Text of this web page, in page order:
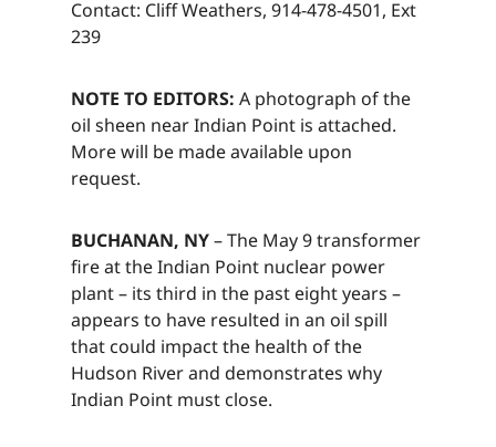
Contact: Cliff Weathers, 914-478-4501, Ext
239
NOTE TO EDITORS:​​​​‌ ‍ ​‍​‍‌‍ ‌ ​‍‌‍‍‌‌‍‌ ‌‍‍‌‌‍ ‍​‍​‍​ ‍‍​‍​‍‌ ​ ‌‍​‌‌‍ ‍‌‍‍‌‌ ‌​‌ ‍‌​‍ ‍‌‍‍‌‌‍ ​‍​‍​‍ ​​‍​‍‌‍‍​‌ ​‍‌‍‌‌‌‍‌‍​‍​‍​ ‍‍​‍​‍‌‍‍​‌ ‌​‌ ‌​‌ ​​‌ ​ ​ ‍‍​‍ ​‍ ‌‍​ ‌‍ ‌‌ ​ ​‍ ‍‌‍ ‌‌‍​‌‌‍‍‌‌‍ ‍​‍ ‍​ ​‍​ ​​​ ​‍​ ‌​‌ ​‍‌‍‌‌‌‍‌​‌‍‌‌‌ ​ ‌‍‍‌‌‍‌ ‌‍ ‍​‍ ‍‌ ​‍‌‍‍‌‌ ‌‍‌‍‌‌‌ ​‍‌‍‍ ‌‍‌‌‌‍‌‌‌ ​​‌‍‌‌‌ ​‍​‍ ‍‌‍ ‌ ​‍‌‍‌ ​‍ ‌‍‍‌‌‍ ‍‌ ‌​‌‍‌‌‌‍ ‍‌ ‌​​‍ ‌‍‌‌‌‍‌​‌‍‍‌‌ ‌​​‍ ‌‍ ‌‌‍ ‌‍‌​‌‍‌‌​ ‌‌ ​​‌ ​‍‌‍‌‌‌ ​ ‌‍‌‌‌‍ ‍‌ ‌​‌‍​‌‌ ‌​‌‍‍‌‌‍ ‌‍ ‍​ ‍ ‌‍‍‌‌‍‌​​ ‌​ ‌​​ ‍​‌‍​‌​ ‌‌‌‍​ ​ ‌​​ ‌ ‌‍‌​​‍ ‌​ ‍‌​ ‍​‌‍‌‍​ ‌‍​‍ ‌​ ‌​‌‍‌‌​ ‍​‌‍‌‍​‍ ‌​ ‍‌​ ​‌​ ‌ ​ ‌ ​‍ ‌​ ‌‍‌‍‌​‌‍‌‍​ ‌​‌‍‌‌​ ​‌‌‍​‌​ ‍​​ ‍​​ ‍‌‌‍​ ‌‍​‌​ ‍ ‌ ‌​‌ ‍‌‌ ​​‌‍‌‌​ ‌‌‍​‌‌ ​‍‌ ‌​‌‍‍‌‌‍​ ‌‍ ​‌‍‌‌​ ‍ ‌ ​​‌‍​‌‌ ‌​‌‍‍​​ ‌‌‍​ ‌‍ ‌‍ ‍‌ ‌​‌‍‌‌‌‍ ‍‌ ‌​​‍‌‌​ ‌‌‌​​‍‌‌ ‌‍‍ ‌‍‌‌‌ ‍‌​‍‌‌​ ​ ‌​‌​​‍‌‌​ ​ ‌​‌​​‍‌‌​ ​‍​ ​‍​ ‍‌‌‍​‌‌‍​‌​ ‌​​ ‍‌‌‍‌‌‌‍‌‍​ ​‌​ ‌‌‌‍​‌​ ‌ ​ ‌‌​‍‌‌​ ​‍​ ​‍​‍‌‌​ ‌‌‌​‌​​‍ ‍‌‍​ ‌‍‍​‌‍‍‌‌‍ ​‌‍‌​‌ ​‍‌‍‌‌‌‍ ‍​‍‌‌​ ‌‌‌​​‍‌‌ ‌‍‍ ‌‍‌‌‌ ‍‌​‍‌‌​ ​ ‌​‌​​‍‌‌​ ​ ‌​‌​​‍‌‌​ ​‍​ ​‍​ ‍‌‌‍​‌‌‍​‌​ ‌​​ ‍‌‌‍‌‌‌‍‌‍​ ​‌​ ‌‌‌‍​‌​ ‌ ​ ‌‌​ ​​​‍‌‌​ ​‍​ ​‍​‍‌‌​ ‌‌‌​‌​​‍ ‍‌ ‌​‌‍‌‌‌ ‍​‌ ‌​​ ‌‍​‍‌‍​‌‌ ​ ‌‍‌‌‌‌‌‌‌ ​‍‌‍ ​​ ‌‌‍‍​‌ ‌​‌ ‌​‌ ​​‌ ​ ​‍‌‌​ ​ ‌​​‌​‍‌‌​ ​‍‌​‌‍​‍‌‌​ ​‍‌​‌‍‌‍​ ‌‍ ‌‌ ​ ​‍ ‍‌‍ ‌‌‍​‌‌‍‍‌‌‍ ‍​‍ ‍​ ​‍​ ​​​ ​‍​ ‌​‌ ​‍‌‍‌‌‌‍‌​‌‍‌‌‌ ​ ‌‍‍‌‌‍‌ ‌‍ ‍​‍ ‍‌ ​‍‌‍‍‌‌ ‌‍‌‍‌‌‌ ​‍‌‍‍ ‌‍‌‌‌‍‌‌‌ ​​‌‍‌‌‌ ​‍​‍ ‍‌‍ ‌ ​‍‌‍‌ ​‍‌‍‌‍‍‌‌‍‌​​ ‌​ ‌​​ ‍​‌‍​‌​ ‌‌‌‍​ ​ ‌​​ ‌ ‌‍‌​​‍ ‌​ ‍‌​ ‍​‌‍‌‍​ ‌‍​‍ ‌​ ‌​‌‍‌‌​ ‍​‌‍‌‍​‍ ‌​ ‍‌​ ​‌​ ‌ ​ ‌ ​‍ ‌​ ‌‍‌‍‌​‌‍‌‍​ ‌​‌‍‌‌​ ​‌‌‍​‌​ ‍​​ ‍​​ ‍‌‌‍​ ‌‍​‌​‍‌‍‌ ‌​‌ ‍‌‌ ​​‌‍‌‌​ ‌‌‍​‌‌ ​‍‌ ‌​‌‍‍‌‌‍​ ‌‍ ​‌‍‌‌​‍‌‍‌ ​​‌‍​‌‌ ‌​‌‍‍​​ ‌‌‍​ ‌‍ ‌‍ ‍‌ ‌​‌‍‌‌‌‍ ‍‌ ‌​​‍‌‌​ ‌‌‌​​‍‌‌ ‌‍‍ ‌‍‌‌‌ ‍‌​‍‌‌​ ​ ‌​‌​​‍‌‌​ ​ ‌​‌​​‍‌‌​ ​‍​ ​‍​ ‍‌‌‍​‌‌‍​‌​ ‌​​ ‍‌‌‍‌‌‌‍‌‍​ ​‌​ ‌‌‌‍​‌​ ‌ ​ ‌‌​‍‌‌​ ​‍​ ​‍​‍‌‌​ ‌‌‌​‌​​‍ ‍‌‍​ ‌‍‍​‌‍‍‌‌‍ ​‌‍‌​‌ ​‍‌‍‌‌‌‍ ‍​‍‌‌​ ‌‌‌​​‍‌‌ ‌‍‍ ‌‍‌‌‌ ‍‌​‍‌‌​ ​ ‌​‌​​‍‌‌​ ​ ‌​‌​​‍‌‌​ ​‍​ ​‍​ ‍‌‌‍​‌‌‍​‌​ ‌​​ ‍‌‌‍‌‌‌‍‌‍​ ​‌​ ‌‌‌‍​‌​ ‌ ​ ‌‌​ ​​​‍‌‌​ ​‍​ ​‍​‍‌‌​ ‌‌‌​‌​​‍ ‍‌ ‌​‌‍‌‌‌ ‍​‌ ‌​​‍‌‍‌ ​​‌‍‌‌‌ ​‍‌ ​ ‌ ​​‌‍‌‌‌‍​ ‌ ‌​‌‍‍‌‌ ‌‍‌‍‌‌​ ‌‌ ​​‌ ‌‌‌‍​‍‌‍ ​‌‍‍‌‌ ​ ‌‍‍​‌‍‌‌‌‍‌​​‍​‍‌ ‌ A photograph of the
oil sheen near Indian Point is attached.
More will be made available upon
request.​​​​‌ ‍ ​‍​‍‌‍ ‌ ​‍‌‍‍‌‌‍‌ ‌‍‍‌‌‍ ‍​‍​‍​ ‍‍​‍​‍‌ ​ ‌‍​‌‌‍ ‍‌‍‍‌‌ ‌​‌ ‍‌​‍ ‍‌‍‍‌‌‍ ​‍​‍​‍ ​​‍​‍‌‍‍​‌ ​‍‌‍‌‌‌‍‌‍​‍​‍​ ‍‍​‍​‍‌‍‍​‌ ‌​‌ ‌​‌ ​​‌ ​ ​ ‍‍​‍ ​‍ ‌‍​ ‌‍ ‌‌ ​ ​‍ ‍‌‍ ‌‌‍​‌‌‍‍‌‌‍ ‍​‍ ‍​ ​‍​ ​​​ ​‍​ ‌​‌ ​‍‌‍‌‌‌‍‌​‌‍‌‌‌ ​ ‌‍‍‌‌‍‌ ‌‍ ‍​‍ ‍‌ ​‍‌‍‍‌‌ ‌‍‌‍‌‌‌ ​‍‌‍‍ ‌‍‌‌‌‍‌‌‌ ​​‌‍‌‌‌ ​‍​‍ ‍‌‍ ‌ ​‍‌‍‌ ​‍ ‌‍‍‌‌‍ ‍‌ ‌​‌‍‌‌‌‍ ‍‌ ‌​​‍ ‌‍‌‌‌‍‌​‌‍‍‌‌ ‌​​‍ ‌‍ ‌‌‍ ‌‍‌​‌‍‌‌​ ‌‌ ​​‌ ​‍‌‍‌‌‌ ​ ‌‍‌‌‌‍ ‍‌ ‌​‌‍​‌‌ ‌​‌‍‍‌‌‍ ‌‍ ‍​ ‍ ‌‍‍‌‌‍‌​​ ‌​ ‌​​ ‍​‌‍​‌​ ‌‌‌‍​ ​ ‌​​ ‌ ‌‍‌​​‍ ‌​ ‍‌​ ‍​‌‍‌‍​ ‌‍​‍ ‌​ ‌​‌‍‌‌​ ‍​‌‍‌‍​‍ ‌​ ‍‌​ ​‌​ ‌ ​ ‌ ​‍ ‌​ ‌‍‌‍‌​‌‍‌‍​ ‌​‌‍‌‌​ ​‌‌‍​‌​ ‍​​ ‍​​ ‍‌‌‍​ ‌‍​‌​ ‍ ‌ ‌​‌ ‍‌‌ ​​‌‍‌‌​ ‌‌‍​‌‌ ​‍‌ ‌​‌‍‍‌‌‍​ ‌‍ ​‌‍‌‌​ ‍ ‌ ​​‌‍​‌‌ ‌​‌‍‍​​ ‌‌‍​ ‌‍ ‌‍ ‍‌ ‌​‌‍‌‌‌‍ ‍‌ ‌​​‍‌‌​ ‌‌‌​​‍‌‌ ‌‍‍ ‌‍‌‌‌ ‍‌​‍‌‌​ ​ ‌​‌​​‍‌‌​ ​ ‌​‌​​‍‌‌​ ​‍​ ​‍​ ‍‌‌‍​‌‌‍​‌​ ‌​​ ‍‌‌‍‌‌‌‍‌‍​ ​‌​ ‌‌‌‍​‌​ ‌ ​ ‌‌​‍‌‌​ ​‍​ ​‍​‍‌‌​ ‌‌‌​‌​​‍ ‍‌‍​ ‌‍‍​‌‍‍‌‌‍ ​‌‍‌​‌ ​‍‌‍‌‌‌‍ ‍​‍‌‌​ ‌‌‌​​‍‌‌ ‌‍‍ ‌‍‌‌‌ ‍‌​‍‌‌​ ​ ‌​‌​​‍‌‌​ ​ ‌​‌​​‍‌‌​ ​‍​ ​‍​ ‍‌‌‍​‌‌‍​‌​ ‌​​ ‍‌‌‍‌‌‌‍‌‍​ ​‌​ ‌‌‌‍​‌​ ‌ ​ ‌‌​ ​‌​‍‌‌​ ​‍​ ​‍​‍‌‌​ ‌‌‌​‌​​‍ ‍‌ ‌​‌‍‌‌‌ ‍​‌ ‌​​ ‌‍​‍‌‍​‌‌ ​ ‌‍‌‌‌‌‌‌‌ ​‍‌‍ ​​ ‌‌‍‍​‌ ‌​‌ ‌​‌ ​​‌ ​ ​‍‌‌​ ​ ‌​​‌​‍‌‌​ ​‍‌​‌‍​‍‌‌​ ​‍‌​‌‍‌‍​ ‌‍ ‌‌ ​ ​‍ ‍‌‍ ‌‌‍​‌‌‍‍‌‌‍ ‍​‍ ‍​ ​‍​ ​​​ ​‍​ ‌​‌ ​‍‌‍‌‌‌‍‌​‌‍‌‌‌ ​ ‌‍‍‌‌‍‌ ‌‍ ‍​‍ ‍‌ ​‍‌‍‍‌‌ ‌‍‌‍‌‌‌ ​‍‌‍‍ ‌‍‌‌‌‍‌‌‌ ​​‌‍‌‌‌ ​‍​‍ ‍‌‍ ‌ ​‍‌‍‌ ​‍‌‍‌‍‍‌‌‍‌​​ ‌​ ‌​​ ‍​‌‍​‌​ ‌‌‌‍​ ​ ‌​​ ‌ ‌‍‌​​‍ ‌​ ‍‌​ ‍​‌‍‌‍​ ‌‍​‍ ‌​ ‌​‌‍‌‌​ ‍​‌‍‌‍​‍ ‌​ ‍‌​ ​‌​ ‌ ​ ‌ ​‍ ‌​ ‌‍‌‍‌​‌‍‌‍​ ‌​‌‍‌‌​ ​‌‌‍​‌​ ‍​​ ‍​​ ‍‌‌‍​ ‌‍​‌​‍‌‍‌ ‌​‌ ‍‌‌ ​​‌‍‌‌​ ‌‌‍​‌‌ ​‍‌ ‌​‌‍‍‌‌‍​ ‌‍ ​‌‍‌‌​‍‌‍‌ ​​‌‍​‌‌ ‌​‌‍‍​​ ‌‌‍​ ‌‍ ‌‍ ‍‌ ‌​‌‍‌‌‌‍ ‍‌ ‌​​‍‌‌​ ‌‌‌​​‍‌‌ ‌‍‍ ‌‍‌‌‌ ‍‌​‍‌‌​ ​ ‌​‌​​‍‌‌​ ​ ‌​‌​​‍‌‌​ ​‍​ ​‍​ ‍‌‌‍​‌‌‍​‌​ ‌​​ ‍‌‌‍‌‌‌‍‌‍​ ​‌​ ‌‌‌‍​‌​ ‌ ​ ‌‌​‍‌‌​ ​‍​ ​‍​‍‌‌​ ‌‌‌​‌​​‍ ‍‌‍​ ‌‍‍​‌‍‍‌‌‍ ​‌‍‌​‌ ​‍‌‍‌‌‌‍ ‍​‍‌‌​ ‌‌‌​​‍‌‌ ‌‍‍ ‌‍‌‌‌ ‍‌​‍‌‌​ ​ ‌​‌​​‍‌‌​ ​ ‌​‌​​‍‌‌​ ​‍​ ​‍​ ‍‌‌‍​‌‌‍​‌​ ‌​​ ‍‌‌‍‌‌‌‍‌‍​ ​‌​ ‌‌‌‍​‌​ ‌ ​ ‌‌​ ​‌​‍‌‌​ ​‍​ ​‍​‍‌‌​ ‌‌‌​‌​​‍ ‍‌ ‌​‌‍‌‌‌ ‍​‌ ‌​​‍‌‍‌ ​​‌‍‌‌‌ ​‍‌ ​ ‌ ​​‌‍‌‌‌‍​ ‌ ‌​‌‍‍‌‌ ‌‍‌‍‌‌​ ‌‌ ​​‌ ‌‌‌‍​‍‌‍ ​‌‍‍‌‌ ​ ‌‍‍​‌‍‌‌‌‍‌​​‍​‍‌ ‌
BUCHANAN, NY ​​​​‌ ‍ ​‍​‍‌‍ ‌ ​‍‌‍‍‌‌‍‌ ‌‍‍‌‌‍ ‍​‍​‍​ ‍‍​‍​‍‌ ​ ‌‍​‌‌‍ ‍‌‍‍‌‌ ‌​‌ ‍‌​‍ ‍‌‍‍‌‌‍ ​‍​‍​‍ ​​‍​‍‌‍‍​‌ ​‍‌‍‌‌‌‍‌‍​‍​‍​ ‍‍​‍​‍‌‍‍​‌ ‌​‌ ‌​‌ ​​‌ ​ ​ ‍‍​‍ ​‍ ‌‍​ ‌‍ ‌‌ ​ ​‍ ‍‌‍ ‌‌‍​‌‌‍‍‌‌‍ ‍​‍ ‍​ ​‍​ ​​​ ​‍​ ‌​‌ ​‍‌‍‌‌‌‍‌​‌‍‌‌‌ ​ ‌‍‍‌‌‍‌ ‌‍ ‍​‍ ‍‌ ​‍‌‍‍‌‌ ‌‍‌‍‌‌‌ ​‍‌‍‍ ‌‍‌‌‌‍‌‌‌ ​​‌‍‌‌‌ ​‍​‍ ‍‌‍ ‌ ​‍‌‍‌ ​‍ ‌‍‍‌‌‍ ‍‌ ‌​‌‍‌‌‌‍ ‍‌ ‌​​‍ ‌‍‌‌‌‍‌​‌‍‍‌‌ ‌​​‍ ‌‍ ‌‌‍ ‌‍‌​‌‍‌‌​ ‌‌ ​​‌ ​‍‌‍‌‌‌ ​ ‌‍‌‌‌‍ ‍‌ ‌​‌‍​‌‌ ‌​‌‍‍‌‌‍ ‌‍ ‍​ ‍ ‌‍‍‌‌‍‌​​ ‌​ ‌​​ ‍​‌‍​‌​ ‌‌‌‍​ ​ ‌​​ ‌ ‌‍‌​​‍ ‌​ ‍‌​ ‍​‌‍‌‍​ ‌‍​‍ ‌​ ‌​‌‍‌‌​ ‍​‌‍‌‍​‍ ‌​ ‍‌​ ​‌​ ‌ ​ ‌ ​‍ ‌​ ‌‍‌‍‌​‌‍‌‍​ ‌​‌‍‌‌​ ​‌‌‍​‌​ ‍​​ ‍​​ ‍‌‌‍​ ‌‍​‌​ ‍ ‌ ‌​‌ ‍‌‌ ​​‌‍‌‌​ ‌‌‍​‌‌ ​‍‌ ‌​‌‍‍‌‌‍​ ‌‍ ​‌‍‌‌​ ‍ ‌ ​​‌‍​‌‌ ‌​‌‍‍​​ ‌‌‍​ ‌‍ ‌‍ ‍‌ ‌​‌‍‌‌‌‍ ‍‌ ‌​​‍‌‌​ ‌‌‌​​‍‌‌ ‌‍‍ ‌‍‌‌‌ ‍‌​‍‌‌​ ​ ‌​‌​​‍‌‌​ ​ ‌​‌​​‍‌‌​ ​‍​ ​‍​ ‍​‌‍​‍‌‍​ ‌‍‌‍‌‍‌‍​ ​ ‌‍‌​​ ‌‌‌‍‌‍‌‍‌​​ ​ ‌‍‌‍​‍‌‌​ ​‍​ ​‍​‍‌‌​ ‌‌‌​‌​​‍ ‍‌‍​ ‌‍‍​‌‍‍‌‌‍ ​‌‍‌​‌ ​‍‌‍‌‌‌‍ ‍​‍‌‌​ ‌‌‌​​‍‌‌ ‌‍‍ ‌‍‌‌‌ ‍‌​‍‌‌​ ​ ‌​‌​​‍‌‌​ ​ ‌​‌​​‍‌‌​ ​‍​ ​‍​ ‍​‌‍​‍‌‍​ ‌‍‌‍‌‍‌‍​ ​ ‌‍‌​​ ‌‌‌‍‌‍‌‍‌​​ ​ ‌‍‌‍​ ​​​‍‌‌​ ​‍​ ​‍​‍‌‌​ ‌‌‌​‌​​‍ ‍‌ ‌​‌‍‌‌‌ ‍​‌ ‌​​ ‌‍​‍‌‍​‌‌ ​ ‌‍‌‌‌‌‌‌‌ ​‍‌‍ ​​ ‌‌‍‍​‌ ‌​‌ ‌​‌ ​​‌ ​ ​‍‌‌​ ​ ‌​​‌​‍‌‌​ ​‍‌​‌‍​‍‌‌​ ​‍‌​‌‍‌‍​ ‌‍ ‌‌ ​ ​‍ ‍‌‍ ‌‌‍​‌‌‍‍‌‌‍ ‍​‍ ‍​ ​‍​ ​​​ ​‍​ ‌​‌ ​‍‌‍‌‌‌‍‌​‌‍‌‌‌ ​ ‌‍‍‌‌‍‌ ‌‍ ‍​‍ ‍‌ ​‍‌‍‍‌‌ ‌‍‌‍‌‌‌ ​‍‌‍‍ ‌‍‌‌‌‍‌‌‌ ​​‌‍‌‌‌ ​‍​‍ ‍‌‍ ‌ ​‍‌‍‌ ​‍‌‍‌‍‍‌‌‍‌​​ ‌​ ‌​​ ‍​‌‍​‌​ ‌‌‌‍​ ​ ‌​​ ‌ ‌‍‌​​‍ ‌​ ‍‌​ ‍​‌‍‌‍​ ‌‍​‍ ‌​ ‌​‌‍‌‌​ ‍​‌‍‌‍​‍ ‌​ ‍‌​ ​‌​ ‌ ​ ‌ ​‍ ‌​ ‌‍‌‍‌​‌‍‌‍​ ‌​‌‍‌‌​ ​‌‌‍​‌​ ‍​​ ‍​​ ‍‌‌‍​ ‌‍​‌​‍‌‍‌ ‌​‌ ‍‌‌ ​​‌‍‌‌​ ‌‌‍​‌‌ ​‍‌ ‌​‌‍‍‌‌‍​ ‌‍ ​‌‍‌‌​‍‌‍‌ ​​‌‍​‌‌ ‌​‌‍‍​​ ‌‌‍​ ‌‍ ‌‍ ‍‌ ‌​‌‍‌‌‌‍ ‍‌ ‌​​‍‌‌​ ‌‌‌​​‍‌‌ ‌‍‍ ‌‍‌‌‌ ‍‌​‍‌‌​ ​ ‌​‌​​‍‌‌​ ​ ‌​‌​​‍‌‌​ ​‍​ ​‍​ ‍​‌‍​‍‌‍​ ‌‍‌‍‌‍‌‍​ ​ ‌‍‌​​ ‌‌‌‍‌‍‌‍‌​​ ​ ‌‍‌‍​‍‌‌​ ​‍​ ​‍​‍‌‌​ ‌‌‌​‌​​‍ ‍‌‍​ ‌‍‍​‌‍‍‌‌‍ ​‌‍‌​‌ ​‍‌‍‌‌‌‍ ‍​‍‌‌​ ‌‌‌​​‍‌‌ ‌‍‍ ‌‍‌‌‌ ‍‌​‍‌‌​ ​ ‌​‌​​‍‌‌​ ​ ‌​‌​​‍‌‌​ ​‍​ ​‍​ ‍​‌‍​‍‌‍​ ‌‍‌‍‌‍‌‍​ ​ ‌‍‌​​ ‌‌‌‍‌‍‌‍‌​​ ​ ‌‍‌‍​ ​​​‍‌‌​ ​‍​ ​‍​‍‌‌​ ‌‌‌​‌​​‍ ‍‌ ‌​‌‍‌‌‌ ‍​‌ ‌​​‍‌‍‌ ​​‌‍‌‌‌ ​‍‌ ​ ‌ ​​‌‍‌‌‌‍​ ‌ ‌​‌‍‍‌‌ ‌‍‌‍‌‌​ ‌‌ ​​‌ ‌‌‌‍​‍‌‍ ​‌‍‍‌‌ ​ ‌‍‍​‌‍‌‌‌‍‌​​‍​‍‌ ‌– The May 9 transformer
fire at the Indian Point nuclear power
plant – its third in the past eight years –
appears to have resulted in an oil spill
that could impact the health of the
Hudson River and demonstrates why
Indian Point must close.​​​​‌ ‍ ​‍​‍‌‍ ‌ ​‍‌‍‍‌‌‍‌ ‌‍‍‌‌‍ ‍​‍​‍​ ‍‍​‍​‍‌ ​ ‌‍​‌‌‍ ‍‌‍‍‌‌ ‌​‌ ‍‌​‍ ‍‌‍‍‌‌‍ ​‍​‍​‍ ​​‍​‍‌‍‍​‌ ​‍‌‍‌‌‌‍‌‍​‍​‍​ ‍‍​‍​‍‌‍‍​‌ ‌​‌ ‌​‌ ​​‌ ​ ​ ‍‍​‍ ​‍ ‌‍​ ‌‍ ‌‌ ​ ​‍ ‍‌‍ ‌‌‍​‌‌‍‍‌‌‍ ‍​‍ ‍​ ​‍​ ​​​ ​‍​ ‌​‌ ​‍‌‍‌‌‌‍‌​‌‍‌‌‌ ​ ‌‍‍‌‌‍‌ ‌‍ ‍​‍ ‍‌ ​‍‌‍‍‌‌ ‌‍‌‍‌‌‌ ​‍‌‍‍ ‌‍‌‌‌‍‌‌‌ ​​‌‍‌‌‌ ​‍​‍ ‍‌‍ ‌ ​‍‌‍‌ ​‍ ‌‍‍‌‌‍ ‍‌ ‌​‌‍‌‌‌‍ ‍‌ ‌​​‍ ‌‍‌‌‌‍‌​‌‍‍‌‌ ‌​​‍ ‌‍ ‌‌‍ ‌‍‌​‌‍‌‌​ ‌‌ ​​‌ ​‍‌‍‌‌‌ ​ ‌‍‌‌‌‍ ‍‌ ‌​‌‍​‌‌ ‌​‌‍‍‌‌‍ ‌‍ ‍​ ‍ ‌‍‍‌‌‍‌​​ ‌​ ‌​​ ‍​‌‍​‌​ ‌‌‌‍​ ​ ‌​​ ‌ ‌‍‌​​‍ ‌​ ‍‌​ ‍​‌‍‌‍​ ‌‍​‍ ‌​ ‌​‌‍‌‌​ ‍​‌‍‌‍​‍ ‌​ ‍‌​ ​‌​ ‌ ​ ‌ ​‍ ‌​ ‌‍‌‍‌​‌‍‌‍​ ‌​‌‍‌‌​ ​‌‌‍​‌​ ‍​​ ‍​​ ‍‌‌‍​ ‌‍​‌​ ‍ ‌ ‌​‌ ‍‌‌ ​​‌‍‌‌​ ‌‌‍​‌‌ ​‍‌ ‌​‌‍‍‌‌‍​ ‌‍ ​‌‍‌‌​ ‍ ‌ ​​‌‍​‌‌ ‌​‌‍‍​​ ‌‌‍​ ‌‍ ‌‍ ‍‌ ‌​‌‍‌‌‌‍ ‍‌ ‌​​‍‌‌​ ‌‌‌​​‍‌‌ ‌‍‍ ‌‍‌‌‌ ‍‌​‍‌‌​ ​ ‌​‌​​‍‌‌​ ​ ‌​‌​​‍‌‌​ ​‍​ ​‍​ ‍​‌‍​‍‌‍​ ‌‍‌‍‌‍‌‍​ ​ ‌‍‌​​ ‌‌‌‍‌‍‌‍‌​​ ​ ‌‍‌‍​‍‌‌​ ​‍​ ​‍​‍‌‌​ ‌‌‌​‌​​‍ ‍‌‍​ ‌‍‍​‌‍‍‌‌‍ ​‌‍‌​‌ ​‍‌‍‌‌‌‍ ‍​‍‌‌​ ‌‌‌​​‍‌‌ ‌‍‍ ‌‍‌‌‌ ‍‌​‍‌‌​ ​ ‌​‌​​‍‌‌​ ​ ‌​‌​​‍‌‌​ ​‍​ ​‍​ ‍​‌‍​‍‌‍​ ‌‍‌‍‌‍‌‍​ ​ ‌‍‌​​ ‌‌‌‍‌‍‌‍‌​​ ​ ‌‍‌‍​ ​‌​‍‌‌​ ​‍​ ​‍​‍‌‌​ ‌‌‌​‌​​‍ ‍‌ ‌​‌‍‌‌‌ ‍​‌ ‌​​ ‌‍​‍‌‍​‌‌ ​ ‌‍‌‌‌‌‌‌‌ ​‍‌‍ ​​ ‌‌‍‍​‌ ‌​‌ ‌​‌ ​​‌ ​ ​‍‌‌​ ​ ‌​​‌​‍‌‌​ ​‍‌​‌‍​‍‌‌​ ​‍‌​‌‍‌‍​ ‌‍ ‌‌ ​ ​‍ ‍‌‍ ‌‌‍​‌‌‍‍‌‌‍ ‍​‍ ‍​ ​‍​ ​​​ ​‍​ ‌​‌ ​‍‌‍‌‌‌‍‌​‌‍‌‌‌ ​ ‌‍‍‌‌‍‌ ‌‍ ‍​‍ ‍‌ ​‍‌‍‍‌‌ ‌‍‌‍‌‌‌ ​‍‌‍‍ ‌‍‌‌‌‍‌‌‌ ​​‌‍‌‌‌ ​‍​‍ ‍‌‍ ‌ ​‍‌‍‌ ​‍‌‍‌‍‍‌‌‍‌​​ ‌​ ‌​​ ‍​‌‍​‌​ ‌‌‌‍​ ​ ‌​​ ‌ ‌‍‌​​‍ ‌​ ‍‌​ ‍​‌‍‌‍​ ‌‍​‍ ‌​ ‌​‌‍‌‌​ ‍​‌‍‌‍​‍ ‌​ ‍‌​ ​‌​ ‌ ​ ‌ ​‍ ‌​ ‌‍‌‍‌​‌‍‌‍​ ‌​‌‍‌‌​ ​‌‌‍​‌​ ‍​​ ‍​​ ‍‌‌‍​ ‌‍​‌​‍‌‍‌ ‌​‌ ‍‌‌ ​​‌‍‌‌​ ‌‌‍​‌‌ ​‍‌ ‌​‌‍‍‌‌‍​ ‌‍ ​‌‍‌‌​‍‌‍‌ ​​‌‍​‌‌ ‌​‌‍‍​​ ‌‌‍​ ‌‍ ‌‍ ‍‌ ‌​‌‍‌‌‌‍ ‍‌ ‌​​‍‌‌​ ‌‌‌​​‍‌‌ ‌‍‍ ‌‍‌‌‌ ‍‌​‍‌‌​ ​ ‌​‌​​‍‌‌​ ​ ‌​‌​​‍‌‌​ ​‍​ ​‍​ ‍​‌‍​‍‌‍​ ‌‍‌‍‌‍‌‍​ ​ ‌‍‌​​ ‌‌‌‍‌‍‌‍‌​​ ​ ‌‍‌‍​‍‌‌​ ​‍​ ​‍​‍‌‌​ ‌‌‌​‌​​‍ ‍‌‍​ ‌‍‍​‌‍‍‌‌‍ ​‌‍‌​‌ ​‍‌‍‌‌‌‍ ‍​‍‌‌​ ‌‌‌​​‍‌‌ ‌‍‍ ‌‍‌‌‌ ‍‌​‍‌‌​ ​ ‌​‌​​‍‌‌​ ​ ‌​‌​​‍‌‌​ ​‍​ ​‍​ ‍​‌‍​‍‌‍​ ‌‍‌‍‌‍‌‍​ ​ ‌‍‌​​ ‌‌‌‍‌‍‌‍‌​​ ​ ‌‍‌‍​ ​‌​‍‌‌​ ​‍​ ​‍​‍‌‌​ ‌‌‌​‌​​‍ ‍‌ ‌​‌‍‌‌‌ ‍​‌ ‌​​‍‌‍‌ ​​‌‍‌‌‌ ​‍‌ ​ ‌ ​​‌‍‌‌‌‍​ ‌ ‌​‌‍‍‌‌ ‌‍‌‍‌‌​ ‌‌ ​​‌ ‌‌‌‍​‍‌‍ ​‌‍‍‌‌ ​ ‌‍‍​‌‍‌‌‌‍‌​​‍​‍‌ ‌